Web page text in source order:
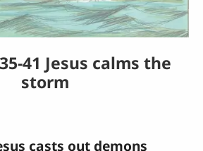
la
vidéo
41 Jesus calms the
storm
casts out demons